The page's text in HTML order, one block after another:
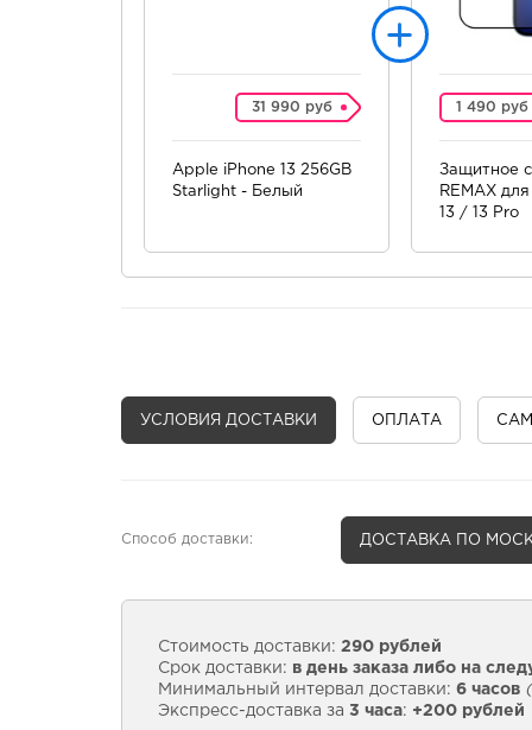
31 990 руб
Apple iPhone 13 256GB
Starlight - Белый
1 490 руб
Защитное
REMAX
13 / 13 Pro
УСЛОВИЯ ДОСТАВКИ ОПЛАТА
Способ доставки: ДОСТАВКА ПО
Стоимость доставки: 290 рублей
Срок доставки: в день заказа либо на
Минимальный интервал доставки: 6 часов
Экспресс-доставка за 3 часа: +200 рублей